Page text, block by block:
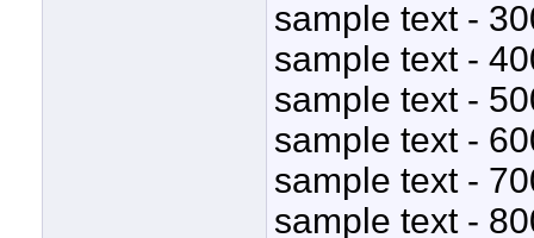
sample text -
sample text -
sample text -
sample text -
sample text -
sample text -